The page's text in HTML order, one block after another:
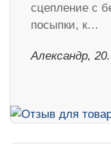
сцепление с
посыпки, к…
Александр,